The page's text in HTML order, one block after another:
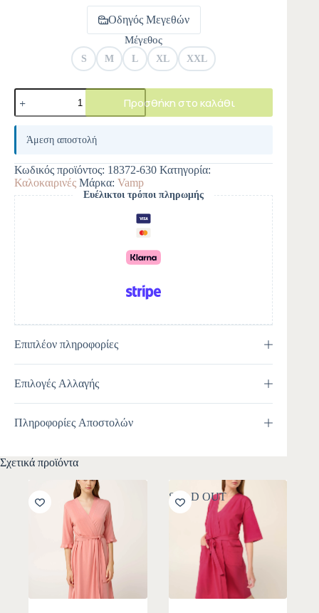
Οδηγός Μεγεθών
Μέγεθος
S M L XL XXL
Προσθήκη στο καλάθι
A
e
r
n
a
t
i
v
e
:
Άμεση αποστολή
Κωδικός προϊόντος: 18372-630 Κατηγορία:
Καλοκαιρινές Μάρκα: Vamp
Ευέλικτοι τρόποι πληρωμής
Επιπλέον πληροφορίες
Επιλογές Αλλαγής
Πληροφορίες Αποστολών
Σχετικά προϊόντα
SOLD OUT